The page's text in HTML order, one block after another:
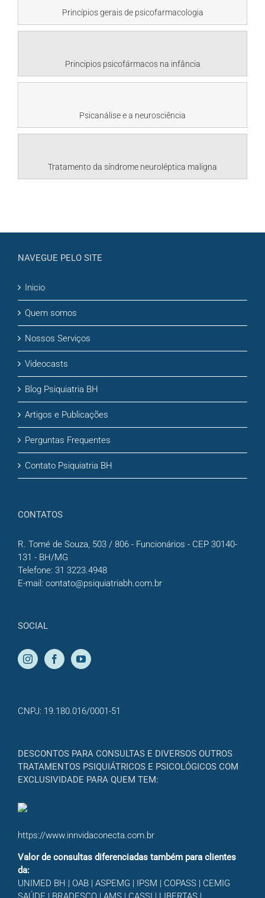
Princípios gerais de psicofarmacologia
Principios psicofármacos na infância
Psicanálise e a neurosciência
Tratamento da síndrome neuroléptica maligna
NAVEGUE PELO SITE
Inicio
Quem somos
Nossos Serviços
Videocasts
Blog Psiquiatria BH
Artigos e Publicações
Perguntas Frequentes
Contato Psiquiatria BH
CONTATOS
R. Tomé de Souza, 503 / 806 - Funcionários - CEP 30140-
131 - BH/MG
Telefone: 31 3223.4948
E-mail: contato@psiquiatriabh.com.br
SOCIAL
CNPJ: 19.180.016/0001-51
DESCONTOS PARA CONSULTAS E DIVERSOS OUTROS
TRATAMENTOS PSIQUIÁTRICOS E PSICOLÓGICOS COM
EXCLUSIVIDADE PARA QUEM TEM:
https://www.innvidaconecta.com.br
Valor de consultas diferenciadas também para clientes
da:
UNIMED BH | OAB | ASPEMG | IPSM | COPASS | CEMIG